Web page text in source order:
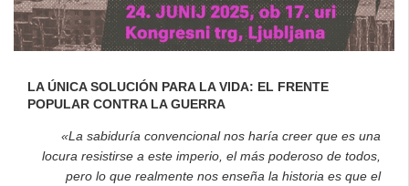
LA ÚNICA SOLUCIÓN PARA LA VIDA: EL FRENTE
POPULAR CONTRA LA GUERRA
«La sabiduría convencional nos haría creer que es una
locura resistirse a este imperio, el más poderoso de todos,
pero lo que realmente nos enseña la historia es que el